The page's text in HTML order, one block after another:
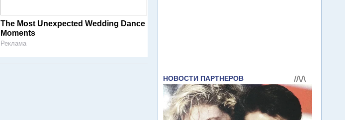
The Most Unexpected Wedding Dance
Moments
Реклама